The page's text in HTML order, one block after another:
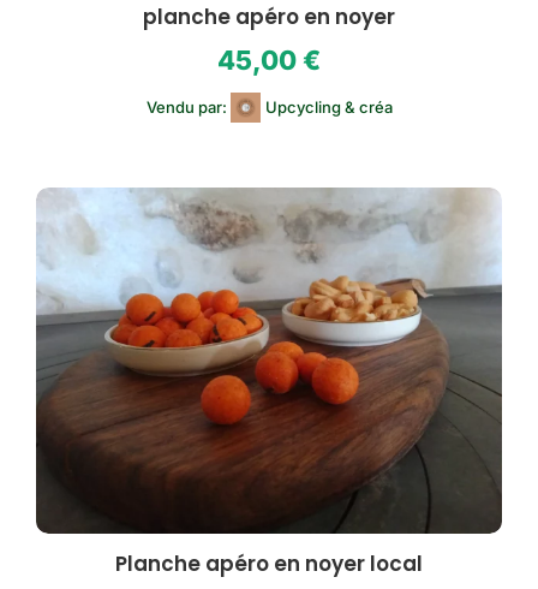
planche apéro en noyer
45,00€
Vendu par: Upcycling & créa
Planche apéro en noyer local